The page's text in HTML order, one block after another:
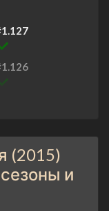
(2015)
и